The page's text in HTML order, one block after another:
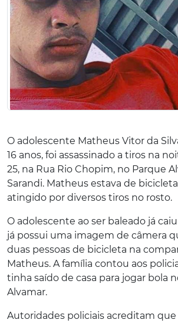
O adolescente Matheus Vitor da
16 anos, foi assassinado a tiros na
25, na Rua Rio Chopim, no Parque
Sarandi. Matheus estava de
atingido por diversos tiros no rosto.
O adolescente ao ser baleado já
já possui uma imagem de câmera
duas pessoas de bicicleta na
Matheus. A família contou aos
tinha saído de casa para jogar bola
Alvamar.
Autoridades policiais acreditam